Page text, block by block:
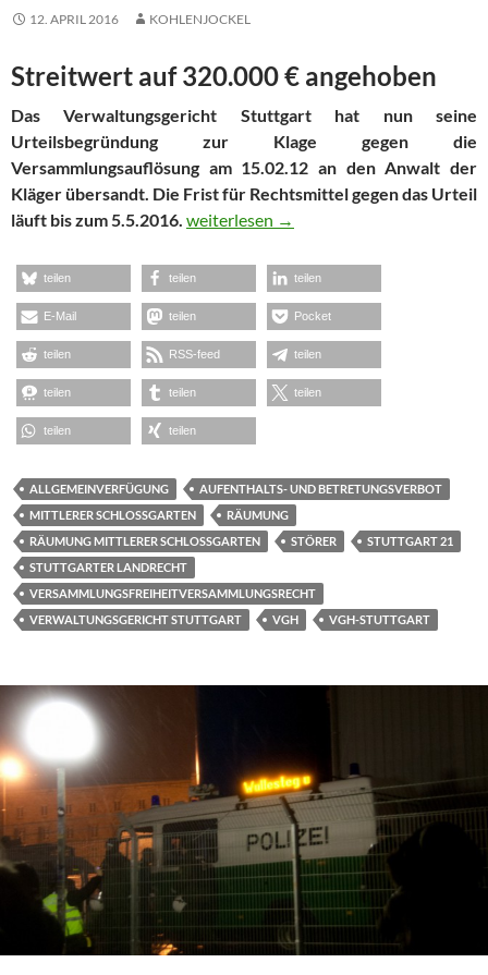
12. APRIL 2016 KOHLENJOCKEL
Streitwert auf 320.000 € angehoben
Das Verwaltungsgericht Stuttgart hat nun seine
Urteilsbegründung zur Klage gegen die
Versammlungsauflösung am 15.02.12 an den Anwalt der
Kläger übersandt. Die Frist für Rechtsmittel gegen das Urteil
läuft bis zum 5.5.2016. Verwaltungsgericht 21: Schwer
weiterlesen →
teilen teilen teilen
E-Mail teilen Pocket
teilen RSS-feed teilen
teilen teilen teilen
teilen teilen
ALLGEMEINVERFÜGUNG
AUFENTHALTS- UND BETRETUNGSVERBOT
MITTLERER SCHLOSSGARTEN
RÄUMUNG
RÄUMUNG MITTLERER SCHLOSSGARTEN
STÖRER
STUTTGART 21
STUTTGARTER LANDRECHT
VERSAMMLUNGSFREIHEITVERSAMMLUNGSRECHT
VERWALTUNGSGERICHT STUTTGART
VGH VGH-STUTTGART